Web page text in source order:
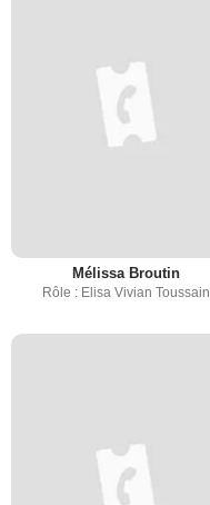
Mélissa Broutin
Rôle : Elisa Vivian Toussain